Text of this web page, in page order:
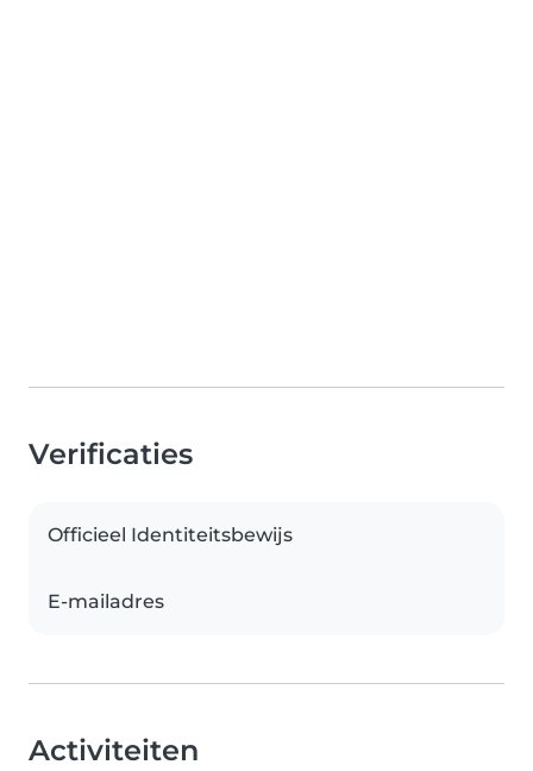
Verificaties
Officieel Identiteitsbewijs
E-mailadres
Activiteiten